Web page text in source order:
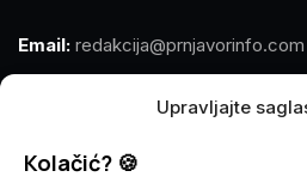
Upravljajte
Kolačić? 🍪
Email: redakcija@prnjavorinfo.com
MARKETING